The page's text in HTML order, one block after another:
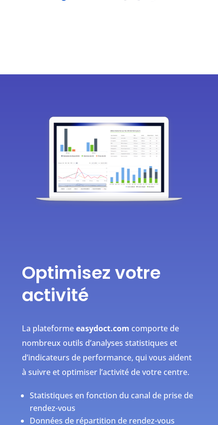
Optimisez votre
activité
La plateformeeasydoct.com comporte de
nombreux outils d’analyses statistiques et
d’indicateurs de performance, qui vous aident
à suivre et optimiser l’activité de votre centre.
Statistiques en fonction du canal de prise de
rendez-vous
Données de répartition de rendez-vous